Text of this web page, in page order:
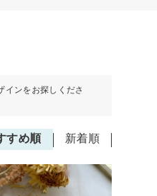
インをお探しくださ
すめ順 新着順